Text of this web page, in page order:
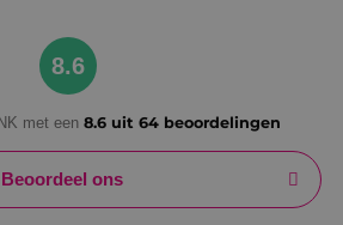
8.6
met een 8.6 uit 64 beoordelingen
Beoordeel ons
weken